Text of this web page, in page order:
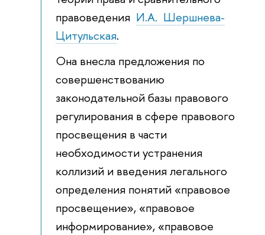
правоведения И.А. Шершнева-
Цитульская.
Она внесла предложения по
совершенствованию
законодательной базы правового
регулирования в сфере правового
просвещения в части
необходимости устранения
коллизий и введения легального
определения понятий «правовое
просвещение», «правовое
информирование», «правовое